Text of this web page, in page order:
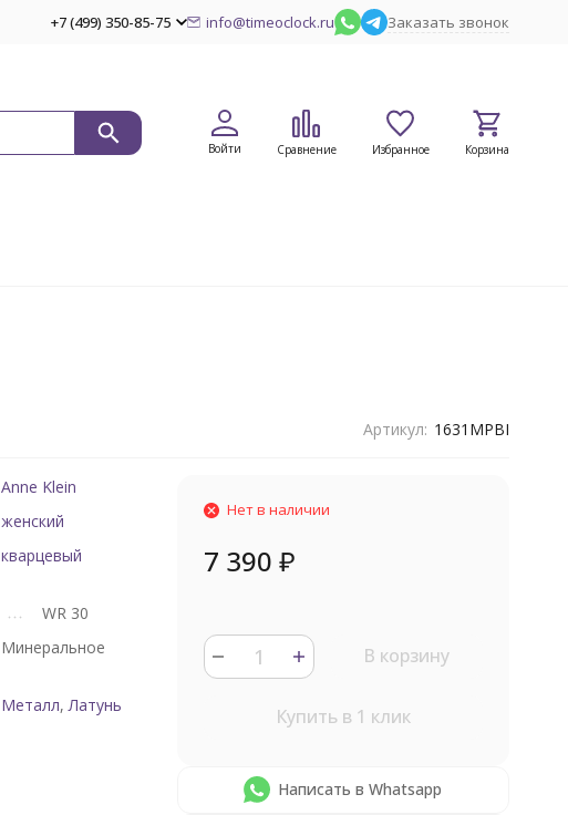
+7 (499) 350-85-75 info@timeoclock.ru Заказать звонок
Войти Сравнение Избранное Корзина
Артикул: 1631MPBI
Anne Klein
женский
кварцевый
WR 30
Минеральное
Металл,Латунь
Нет в наличии
7 390 ₽
В корзину
Купить в 1 клик
Написать в Whatsapp